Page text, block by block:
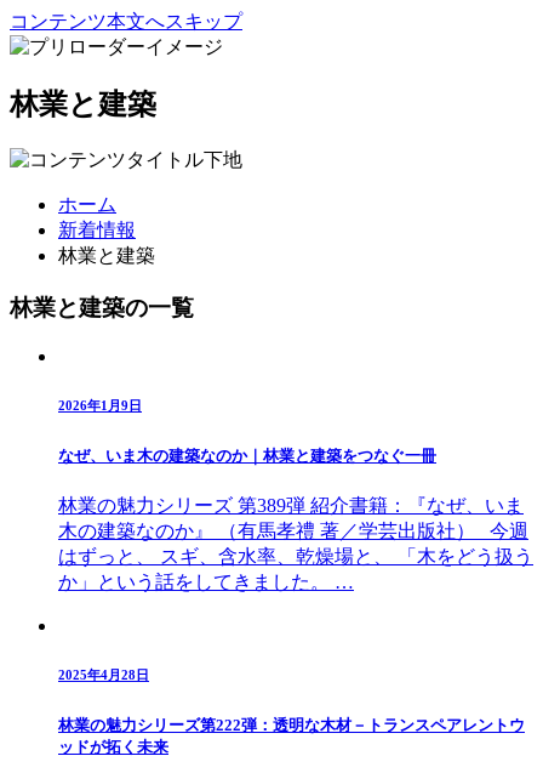
コンテンツ本文へスキップ
林業と建築
ホーム
新着情報
林業と建築
林業と建築の一覧
2026年1月9日
なぜ、いま木の建築なのか｜林業と建築をつなぐ一冊
林業の魅力シリーズ 第389弾 紹介書籍：『なぜ、いま
木の建築なのか』 （有馬孝禮 著／学芸出版社） 今週
はずっと、 スギ、含水率、乾燥場と、 「木をどう扱う
か」という話をしてきました。 …
2025年4月28日
林業の魅力シリーズ第222弾：透明な木材－トランスペアレントウ
ッドが拓く未来